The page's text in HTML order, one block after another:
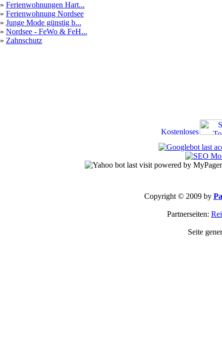
» Ferienwohnungen Hart...
» Ferienwohnung Nordsee
» Junge Mode günstig b...
» Nordsee - FeWo & FeH...
» Zahnschutz
Copyright © 2009 by
Partnerseiten:
Seite